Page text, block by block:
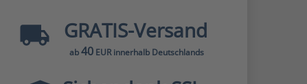
GRATIS-Versand
ab40EUR innerhalb Deutschlands